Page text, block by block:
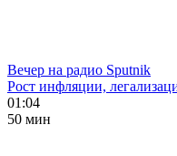
Вечер на радио Sputnik
Рост инфляции,
01:04
50 мин